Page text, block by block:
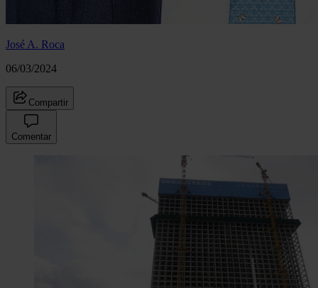
José A. Roca
06/03/2024
Compartir
Comentar